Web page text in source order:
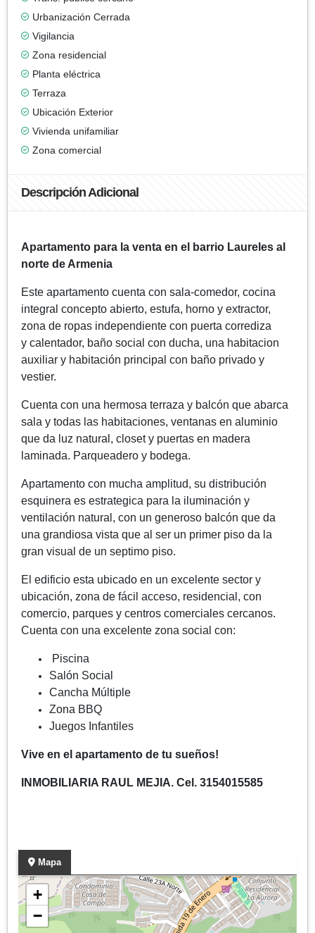
Urbanización Cerrada
Vigilancia
Zona residencial
Planta eléctrica
Terraza
Ubicación Exterior
Vivienda unifamiliar
Zona comercial
Descripción Adicional
Apartamento para la venta en el barrio Laureles al
norte de Armenia
Este apartamento cuenta con sala-comedor, cocina
integral concepto abierto, estufa, horno y extractor,
zona de ropas independiente con puerta corrediza
y calentador, baño social con ducha, una habitacion
auxiliar y habitación principal con baño privado y
vestier.
Cuenta con una hermosa terraza y balcón que abarca
sala y todas las habitaciones, ventanas en aluminio
que da luz natural, closet y puertas en madera
laminada. Parqueadero y bodega.
Apartamento con mucha amplitud, su distribución
esquinera es estrategica para la iluminación y
ventilación natural, con un generoso balcón que da
una grandiosa vista que al ser un primer piso da la
gran visual de un septimo piso.
El edificio esta ubicado en un excelente sector y
ubicación, zona de fácil acceso, residencial, con
comercio, parques y centros comerciales cercanos.
Cuenta con una excelente zona social con:
Piscina
Salón Social
Cancha Múltiple
Zona BBQ
Juegos Infantiles
Vive en el apartamento de tu sueños!
INMOBILIARIA RAUL MEJIA. Cel. 3154015585
Mapa
+
−